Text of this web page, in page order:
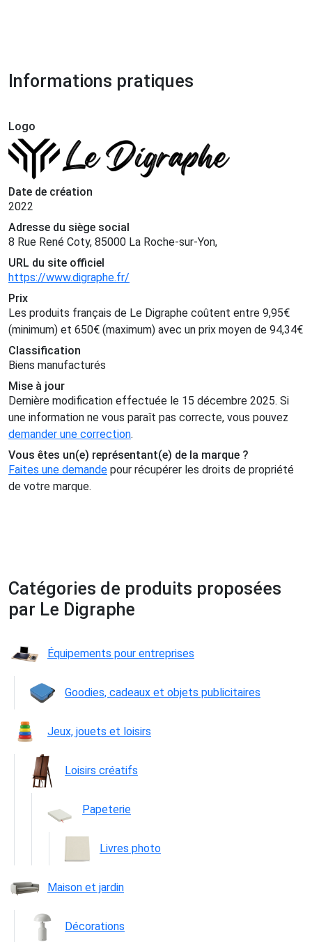
Informations pratiques
Logo
Date de création
2022
Adresse du siège social
8 Rue René Coty, 85000 La Roche-sur-Yon,
URL du site officiel
https://www.digraphe.fr/
Prix
Les produits français de Le Digraphe coûtent entre 9,95€
(minimum) et 650€ (maximum) avec un prix moyen de 94,34€
Classification
Biens manufacturés
Mise à jour
Dernière modification effectuée le 15 décembre 2025. Si
une information ne vous paraît pas correcte, vous pouvez
demander une correction.
Vous êtes un(e) représentant(e) de la marque ?
Faites une demande pour récupérer les droits de propriété
de votre marque.
Catégories de produits proposées
par Le Digraphe
Équipements pour entreprises
Goodies, cadeaux et objets publicitaires
Jeux, jouets et loisirs
Loisirs créatifs
Papeterie
Livres photo
Maison et jardin
Décorations